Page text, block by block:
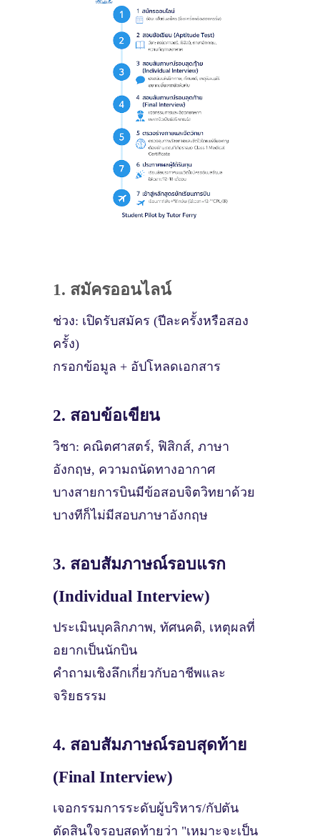
1. สมัครออนไลน์
ช่วง: เปิดรับสมัคร (ปีละครั้งหรือสอง
ครั้ง)
กรอกข้อมูล + อัปโหลดเอกสาร
2. สอบข้อเขียน
วิชา: คณิตศาสตร์, ฟิสิกส์, ภาษา
อังกฤษ, ความถนัดทางอากาศ
บางสายการบินมีข้อสอบจิตวิทยาด้วย
บางทีก็ไม่มีสอบภาษาอังกฤษ
3. สอบสัมภาษณ์รอบแรก
(Individual Interview)
ประเมินบุคลิกภาพ, ทัศนคติ, เหตุผลที่
อยากเป็นนักบิน
คำถามเชิงลึกเกี่ยวกับอาชีพและ
จริยธรรม
4. สอบสัมภาษณ์รอบสุดท้าย
(Final Interview)
เจอกรรมการระดับผู้บริหาร/กัปตัน
ตัดสินใจรอบสุดท้ายว่า "เหมาะจะเป็น